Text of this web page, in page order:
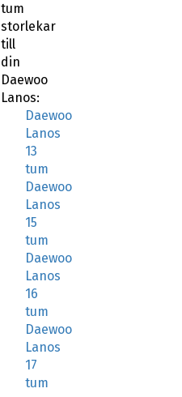
tum
storlekar
till
din
Daewoo
Lanos:
Daewoo
Lanos
13
tum
Daewoo
Lanos
15
tum
Daewoo
Lanos
16
tum
Daewoo
Lanos
17
tum